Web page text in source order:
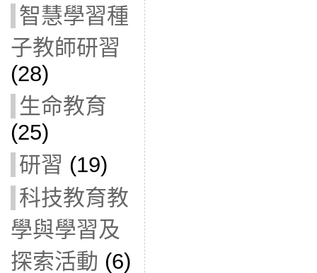
智慧學習種
子教師研習
(28)
生命教育
(25)
研習 (19)
科技教育教
學與學習及
探索活動 (6)